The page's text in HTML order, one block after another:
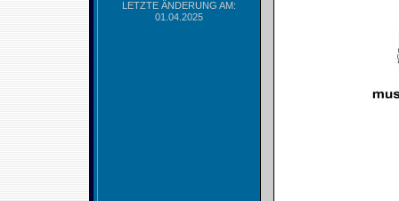
LETZTE ÄNDERUNG AM:
01.04.2025